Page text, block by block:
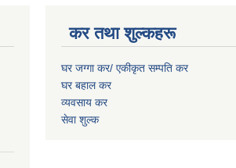
कर तथा शुल्कहरू
घर जग्गा कर/ एकीकृत सम्पति कर
घर बहाल कर
व्यवसाय कर
सेवा शुल्क